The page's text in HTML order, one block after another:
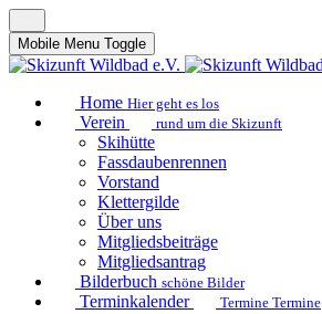
Mobile Menu Toggle
Home Hier geht es los
Verein rund um die Skizunft
Skihütte
Fassdaubenrennen
Vorstand
Klettergilde
Über uns
Mitgliedsbeiträge
Mitgliedsantrag
Bilderbuch schöne Bilder
Terminkalender Termine Termine